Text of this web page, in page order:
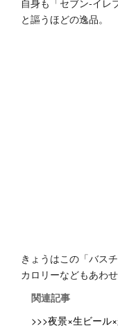
自身も「セブン-イレ
と謳うほどの逸品。
きょうはこの「バス
カロリーなどもあわ
関連記事
>>>夜景×生ビール